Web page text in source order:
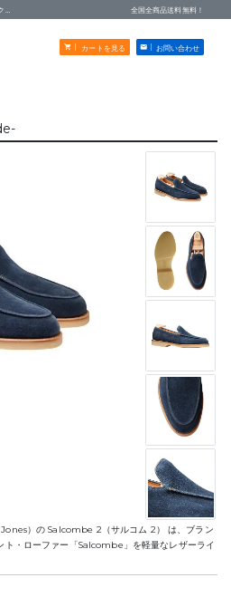
カートを見る お問い合わせ
ア 全国全商品送料無料！
）の Salcombe 2（サルコム 2） は、ブラン
ト・ローファー「Salcombe」を軽量なレザーライ